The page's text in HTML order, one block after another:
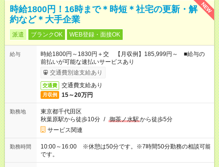
NEW
時給1800円！16時まで＊時短＊社宅の更新・解
約など＊大手企業
派遣 ブランクOK WEB登録・面接OK
給与
時給1800円～1830円＋交 【月収例】185,999円～ ■給与の
前払いが可能な速払いサービスあり
交通費別途支給あり
交通費 交通費支給あり
月収例 15～20万円
勤務地
東京都千代田区
秋葉原駅から徒歩10分 / 御茶ノ水駅から徒歩5分
サービス関連
勤務時間
10:00～16:00 ※休憩は50分です。※7時間50分勤務の相談可能
です。